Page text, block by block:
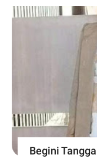
Begini